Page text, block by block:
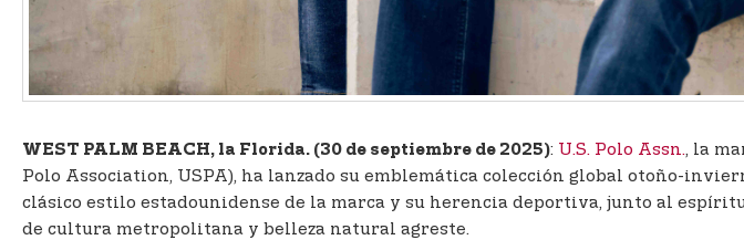
WEST PALM BEACH, la Florida. (30 de septiembre de 2025): U.S. Polo Assn., la
Polo Association, USPA), ha lanzado su emblemática colección global otoño-
clásico estilo estadounidense de la marca y su herencia deportiva, junto al
de cultura metropolitana y belleza natural agreste.